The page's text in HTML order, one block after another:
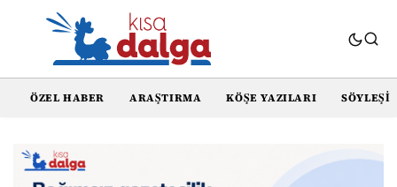
ÖZEL HABER ARAŞTIRMA KÖŞE YAZILARI SÖYLEŞI